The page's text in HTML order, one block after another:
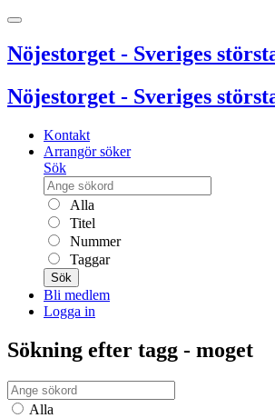
Nöjestorget - Sveriges
Nöjestorget - Sveriges
Kontakt
Arrangör söker
Sök
Alla
Titel
Nummer
Taggar
Sök
Bli medlem
Logga in
Sökning efter tagg - moget
Alla